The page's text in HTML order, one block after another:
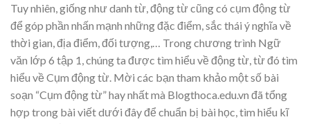
Tuy nhiên, giống như danh từ, động từ cũng có cụm động từ
để góp phần nhấn mạnh những đặc điểm, sắc thái ý nghĩa về
thời gian, địa điểm, đối tượng,… Trong chương trình Ngữ
văn lớp 6 tập 1, chúng ta được tìm hiểu về động từ, từ đó tìm
hiểu về Cụm động từ. Mời các bạn tham khảo một số bài
soạn “Cụm động từ” hay nhất mà Blogthoca.edu.vn đã tổng
hợp trong bài viết dưới đây để chuẩn bị bài học, tìm hiểu kĩ